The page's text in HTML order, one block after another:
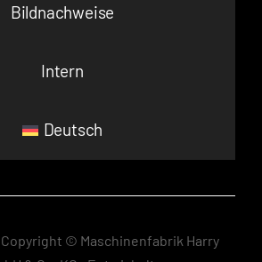
Bildnachweise
Intern
Deutsch
Copyright © Maschinenfabrik Harry